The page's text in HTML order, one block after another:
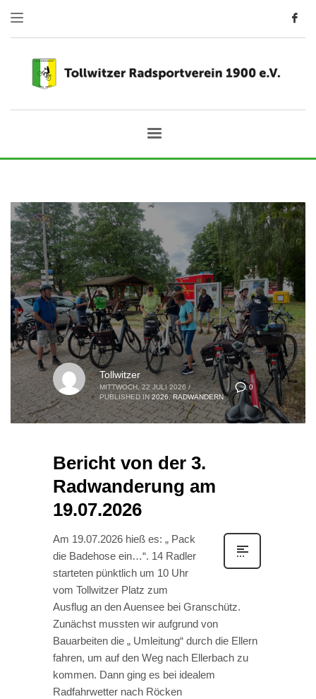
0
Tollwitzer
MITTWOCH, 22 JULI 2026 /
PUBLISHED IN 2026, RADWANDERN
Bericht von der 3.
Radwanderung am
19.07.2026
Am 19.07.2026 hieß es: „ Pack
die Badehose ein…“. 14 Radler
starteten pünktlich um 10 Uhr
vom Tollwitzer Platz zum
Ausflug an den Auensee bei Granschütz.
Zunächst mussten wir aufgrund von
Bauarbeiten die „ Umleitung“ durch die Ellern
fahren, um auf den Weg nach Ellerbach zu
kommen. Dann ging es bei idealem
Radfahrwetter nach Röcken